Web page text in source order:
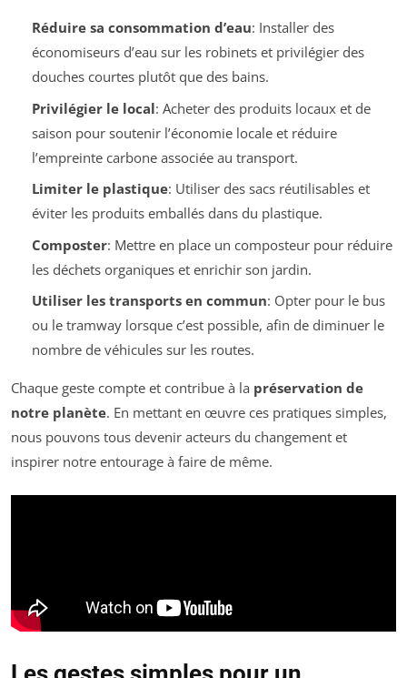
Réduire sa consommation d’eau: Installer des
économiseurs d’eau sur les robinets et privilégier des
douches courtes plutôt que des bains.
Privilégier le local: Acheter des produits locaux et de
saison pour soutenir l’économie locale et réduire
l’empreinte carbone associée au transport.
Limiter le plastique: Utiliser des sacs réutilisables et
éviter les produits emballés dans du plastique.
Composter: Mettre en place un composteur pour réduire
les déchets organiques et enrichir son jardin.
Utiliser les transports en commun: Opter pour le bus
ou le tramway lorsque c’est possible, afin de diminuer le
nombre de véhicules sur les routes.
Chaque geste compte et contribue à la préservation de
notre planète. En mettant en œuvre ces pratiques simples,
nous pouvons tous devenir acteurs du changement et
inspirer notre entourage à faire de même.